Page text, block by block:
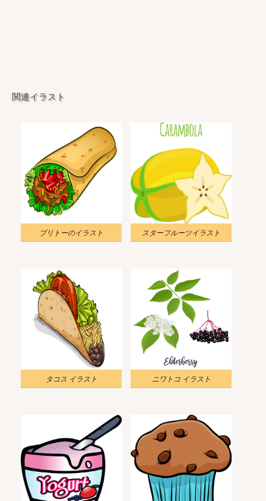
関連イラスト
ブリトーのイラスト スターフルーツイラスト
タコス イラスト ニワトコ イラスト